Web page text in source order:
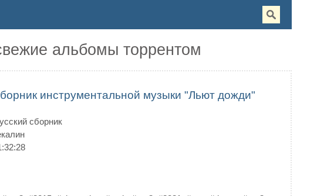
альбомы торрентом
инструментальной музыки "Льют дожди"
сборник